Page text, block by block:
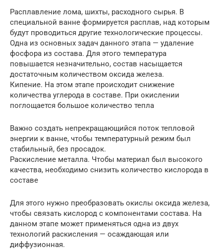
Расплавление лома, шихты, расходного сырья. В
специальной ванне формируется расплав, над которым
будут проводиться другие технологические процессы.
Одна из основных задач данного этапа — удаление
фосфора из состава. Для этого температура
повышается незначительно, состав насыщается
достаточным количеством оксида железа.
Кипение. На этом этапе происходит снижение
количества углерода в составе. При окислении
поглощается большое количество тепла
Важно создать непрекращающийся поток тепловой
энергии к ванне, чтобы температурный режим был
стабильный, без просадок.
Раскисление металла. Чтобы материал был высокого
качества, необходимо снизить количество кислорода в
составе
Для этого нужно преобразовать окислы оксида железа,
чтобы связать кислород с компонентами состава. На
данном этапе может применяться одна из двух
технологий раскисления — осаждающая или
диффузионная.